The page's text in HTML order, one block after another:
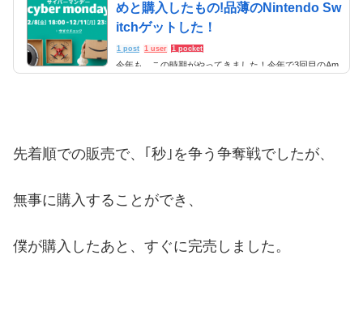
めと購入したもの!品薄のNintendo Sw
itchゲットした！
1 post 1 user 1 pocket
今年も、この時期がやってきました！今年で3回目のAm
mazonサイバーマンデーですが、今年も開催されまし
た。 そこで今回は、Amazonサイバーマンデー2017のま
先着順での販売で、｢秒｣を争う争奪戦でしたが、
無事に購入することができ、
僕が購入したあと、すぐに完売しました。